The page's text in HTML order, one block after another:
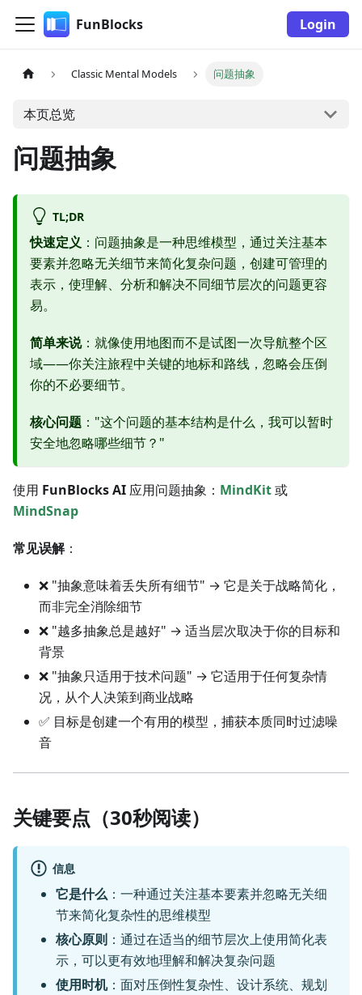
FunBlocks Login
Classic Mental Models 问题抽象
本页总览
问题抽象
TL;DR
快速定义 ：问题抽象是一种思维模型，通过关注基本
要素并忽略无关细节来简化复杂问题，创建可管理的
表示，使理解、分析和解决不同细节层次的问题更容
易。
简单来说：就像使用地图而不是试图一次导航整个区
域——你关注旅程中关键的地标和路线，忽略会压倒
你的不必要细节。
核心问题 ："这个问题的基本结构是什么，我可以暂时
安全地忽略哪些细节？"
使用 FunBlocks AI 应用问题抽象： MindKit或
MindSnap
常见误解：
❌ "抽象意味着丢失所有细节" → 它是关于战略简化，
而非完全消除细节
❌ "越多抽象总是越好" → 适当层次取决于你的目标和
背景
❌ "抽象只适用于技术问题" → 它适用于任何复杂情
况，从个人决策到商业战略
✅ 目标是创建一个有用的模型，捕获本质同时过滤噪
音
关键要点（30秒阅读）
信息
它是什么 ：一种通过关注基本要素并忽略无关细
节来简化复杂性的思维模型
核心原则 ：通过在适当的细节层次上使用简化表
示，可以更有效地理解和解决复杂问题
使用时机：面对压倒性复杂性、设计系统、规划